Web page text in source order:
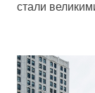
стали